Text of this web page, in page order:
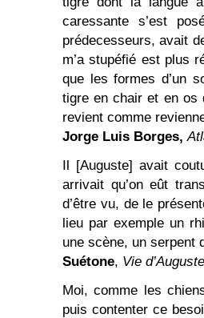
caressante s’est
prédecesseurs, avait
m’a stupéfié est plus
que les formes d’un
tigre en chair et en os
revient comme
Jorge Luis Borges,
Il [Auguste] avait
arrivait qu’on eût
d’être vu, de le
lieu par exemple un
une scène, un serpent
Suétone, Vie d’Auguste
Moi, comme les
puis contenter ce